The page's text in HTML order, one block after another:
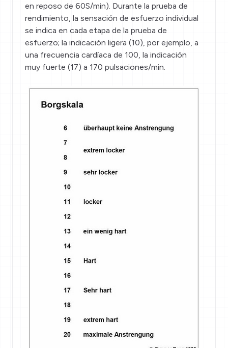
en reposo de 60S/min). Durante la prueba de
rendimiento, la sensación de esfuerzo individual
se indica en cada etapa de la prueba de
esfuerzo; la indicación ligera (10), por ejemplo, a
una frecuencia cardíaca de 100, la indicación
muy fuerte (17) a 170 pulsaciones/min.